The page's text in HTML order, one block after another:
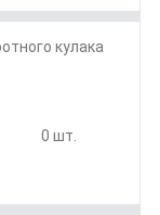
кулака
0 шт.